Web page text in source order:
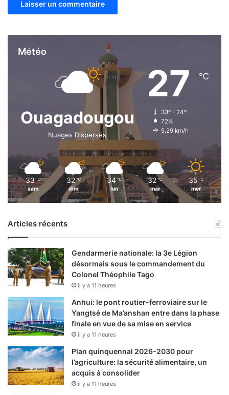
u
à
Météo
Ouagadougou
Nuages Dispersés
27 ℃
33º - 24º
72%
5.29 km/h
33 ℃
sam
32 ℃
dim
34 ℃
lun
32 ℃
mar
35 ℃
mer
Articles récents
Gendarmerie nationale: la 3e Légion
désormais sous le commandement du
Colonel Théophile Tago
il y a 11 heures
Anhui: le pont routier-ferroviaire sur le
Yangtsé de Ma’anshan entre dans la phase
finale en vue de sa mise en service
il y a 11 heures
Plan quinquennal 2026-2030 pour
l’agriculture: la sécurité alimentaire, un
acquis à consolider
il y a 11 heures